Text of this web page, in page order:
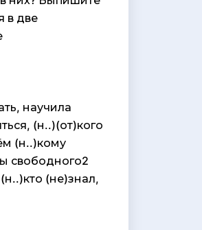
в две
научила
(н..)(от)кого
(н..)кому
свободного2
(не)знал,